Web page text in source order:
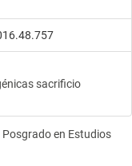
sacrificio
en Estudios